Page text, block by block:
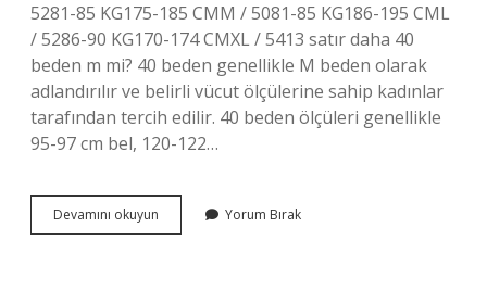
5281-85 KG175-185 CMM / 5081-85 KG186-195 CML
/ 5286-90 KG170-174 CMXL / 5413 satır daha 40
beden m mi? 40 beden genellikle M beden olarak
adlandırılır ve belirli vücut ölçülerine sahip kadınlar
tarafından tercih edilir. 40 beden ölçüleri genellikle
95-97 cm bel, 120-122…
Devamını okuyun
Beden
Yorum Bırak